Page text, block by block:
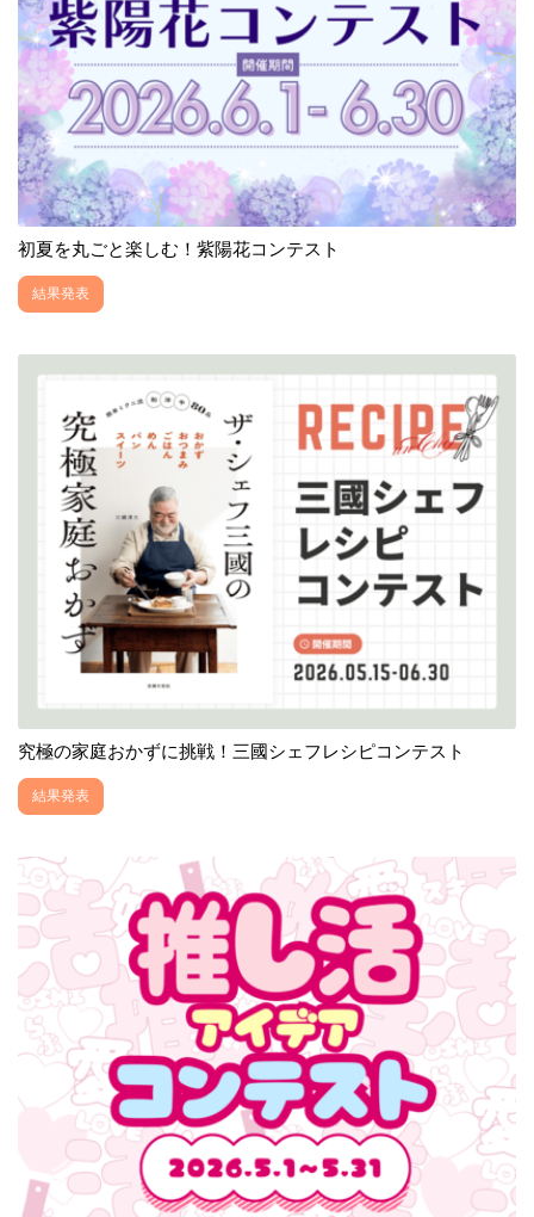
初夏を丸ごと楽しむ！紫陽花コンテスト
結果発表
究極の家庭おかずに挑戦！三國シェフレシピコンテスト
結果発表